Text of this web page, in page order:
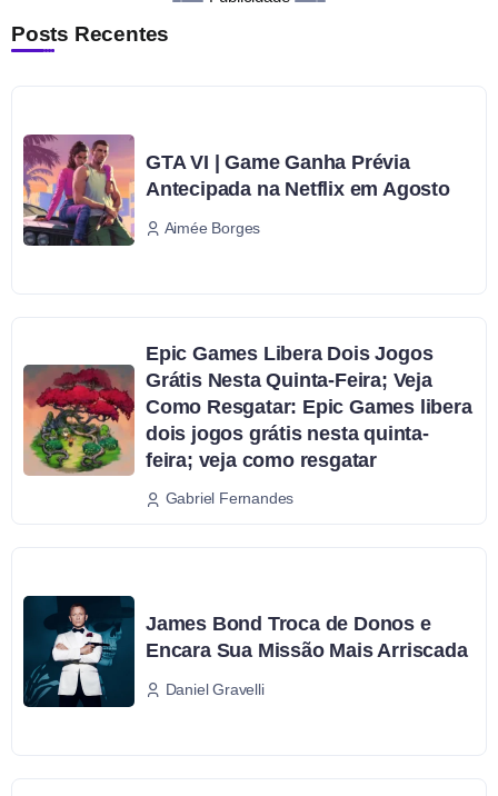
Posts Recentes
GTA VI | Game Ganha Prévia
Antecipada na Netflix em Agosto
Aimée Borges
Epic Games Libera Dois Jogos
Grátis Nesta Quinta-Feira; Veja
Como Resgatar: Epic Games libera
dois jogos grátis nesta quinta-
feira; veja como resgatar
Gabriel Fernandes
James Bond Troca de Donos e
Encara Sua Missão Mais Arriscada
Daniel Gravelli